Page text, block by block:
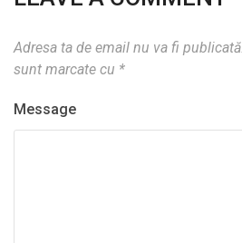
Adresa ta de email nu va fi publicată.
sunt marcate cu *
Message